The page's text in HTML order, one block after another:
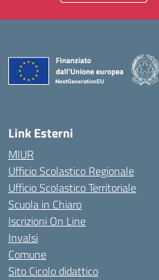
Link Esterni
MIUR
Ufficio Scolastico Regionale
Ufficio Scolastico Territoriale
Scuola in Chiaro
Iscrizioni On Line
Invalsi
Comune
Sito Cicolo didattico